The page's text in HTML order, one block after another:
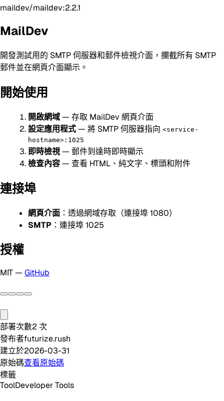
maildev/maildev:2.2.1
MailDev
開發測試用的 SMTP 伺服器和郵件檢視介面，攔截所有 SMTP
郵件並在網頁介面顯示。
開始使用
開啟網域— 存取 MailDev 網頁介面
設定應用程式— 將 SMTP 伺服器指向 <service-
hostname>:1025
即時檢視— 郵件到達時即時顯示
檢查內容— 查看 HTML、純文字、標頭和附件
連接埠
網頁介面 ：透過網域存取（連接埠 1080）
SMTP ：連接埠 1025
授權
MIT — GitHub
部署次數2 次
發布者futurize.rush
建立於2026-03-31
原始碼查看原始碼
標籤
ToolDeveloper Tools